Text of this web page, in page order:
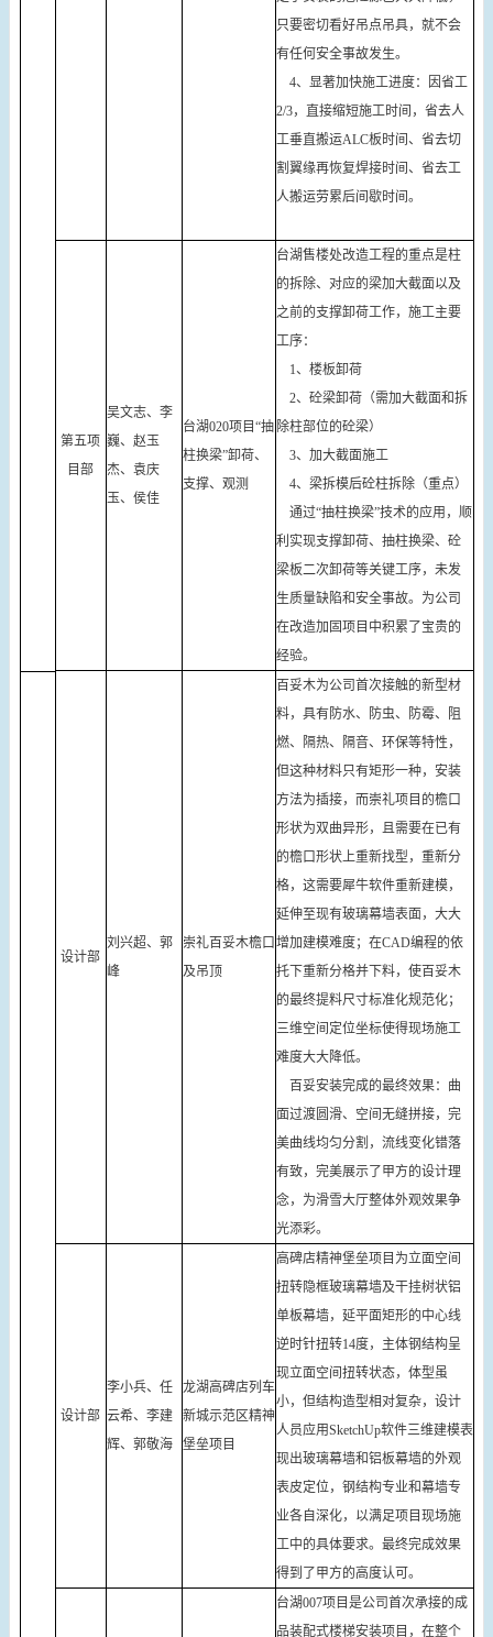
只要密切看好吊点吊具，就不会
有任何安全事故发生。
4、显著加快施工进度：因省工
2/3，直接缩短施工时间，省去人
工垂直搬运ALC板时间、省去切
割翼缘再恢复焊接时间、省去工
人搬运劳累后间歇时间。
第五项
目部
吴文志、李
巍、赵玉
杰、袁庆
玉、侯佳
台湖020项目“抽
柱换梁”卸荷、
支撑、观测
台湖售楼处改造工程的重点是柱
的拆除、对应的梁加大截面以及
之前的支撑卸荷工作，施工主要
工序：
1、楼板卸荷
2、砼梁卸荷（需加大截面和拆
除柱部位的砼梁）
3、加大截面施工
4、梁拆模后砼柱拆除（重点）
通过“抽柱换梁”技术的应用，顺
利实现支撑卸荷、抽柱换梁、砼
梁板二次卸荷等关键工序，未发
生质量缺陷和安全事故。为公司
在改造加固项目中积累了宝贵的
经验。
设计部
刘兴超、郭
峰
崇礼百妥木檐口
及吊顶
百妥木为公司首次接触的新型材
料，具有防水、防虫、防霉、阻
燃、隔热、隔音、环保等特性，
但这种材料只有矩形一种，安装
方法为插接，而崇礼项目的檐口
形状为双曲异形，且需要在已有
的檐口形状上重新找型，重新分
格，这需要犀牛软件重新建模，
延伸至现有玻璃幕墙表面，大大
增加建模难度；在CAD编程的依
托下重新分格并下料，使百妥木
的最终提料尺寸标准化规范化；
三维空间定位坐标使得现场施工
难度大大降低。
百妥安装完成的最终效果：曲
面过渡圆滑、空间无缝拼接，完
美曲线均匀分割，流线变化错落
有致，完美展示了甲方的设计理
念，为滑雪大厅整体外观效果争
光添彩。
设计部
李小兵、任
云希、李建
辉、郭敬海
龙湖高碑店列车
新城示范区精神
堡垒项目
高碑店精神堡垒项目为立面空间
扭转隐框玻璃幕墙及干挂树状铝
单板幕墙，延平面矩形的中心线
逆时针扭转14度，主体钢结构呈
现立面空间扭转状态，体型虽
小，但结构造型相对复杂，设计
人员应用SketchUp软件三维建模表
现出玻璃幕墙和铝板幕墙的外观
表皮定位，钢结构专业和幕墙专
业各自深化，以满足项目现场施
工中的具体要求。最终完成效果
得到了甲方的高度认可。
台湖007项目是公司首次承接的成
品装配式楼梯安装项目，在整个